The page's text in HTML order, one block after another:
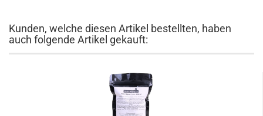
Kunden, welche diesen Artikel bestellten, haben
auch folgende Artikel gekauft: